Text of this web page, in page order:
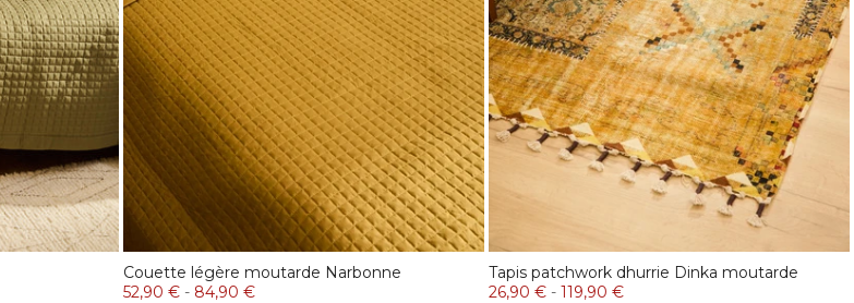
Couette légère moutarde Narbonne
52,90 € - 84,90 €
Tapis patchwork dhurrie Dinka moutarde
26,90 € - 119,90 €